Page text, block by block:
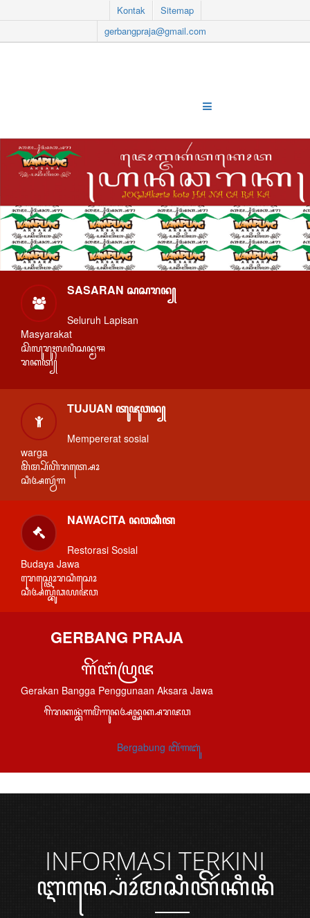
Kontak
Sitemap
gerbangpraja@gmail.com
SASARAN ꦱꦱꦫꦤ꧀
Seluruh Lapisan
Masyarakat
ꦱꦼꦭꦸꦫꦸꦃꦭꦥꦶꦱꦤ꧀ꦩꦯ
ꦫꦏꦠ꧀
TUJUAN ꦠꦸꦗꦸꦮꦤ꧀
Mempererat sosial
warga
ꦩꦼꦩ꧀ꦥꦼꦂꦲꦼꦫꦠ꧀ꦱꦺꦴ
ꦱꦶꦄꦭ꧀ꦮꦂꦒ
NAWACITA ꦤꦮꦕꦶꦠ
Restorasi Sosial
Budaya Jawa
ꦫꦺꦱ꧀ꦠꦺꦴꦫꦱꦶꦱꦺꦴ
ꦱꦶꦄꦭ꧀ꦧꦸꦣꦪꦗꦮ
GERBANG PRAJA
ꦒꦼꦂꦧꦁꦥꦿꦗ
Gerakan Bangga Penggunaan Aksara Jawa
ꦒꦼꦫꦏꦤ꧀ꦧꦁꦒꦥꦼꦁꦒꦸꦤꦄꦤ꧀ꦄꦏ꧀ꦱꦫꦗꦮ
Bergabung ꦧꦼꦂꦒꦧꦸꦁ
INFORMASI TERKINI
ꦆꦤ꧀ꦥ꦳ꦺꦴꦂꦩꦱꦶꦠꦼꦂꦏꦶꦤꦶ